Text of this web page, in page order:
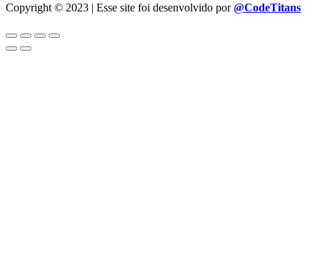
Copyright © 2023 | Esse site foi desenvolvido por@CodeTitans